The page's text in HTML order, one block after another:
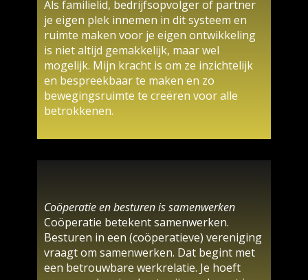
Als familielid, bedrijfsopvolger of partner
je eigen plek innemen in dit systeem en
ruimte maken voor je eigen ontwikkeling
is niet altijd gemakkelijk, maar wel
mogelijk. Mijn kracht is om ze inzichtelijk
en bespreekbaar te maken en zo
bewegingsruimte te creëren voor alle
betrokkenen.
Coöperatie en besturen is samenwerken
Coöperatie betekent samenwerken.
Besturen in een (coöperatieve) vereniging
vraagt om samenwerken. Dat begint met
een betrouwbare werkrelatie. Je hoeft